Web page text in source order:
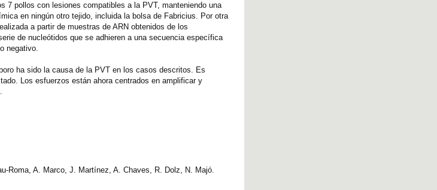
pollos con lesiones compatibles a la PVT, manteniendo una
en ningún otro tejido, incluida la bolsa de Fabricius. Por otra
a partir de muestras de ARN obtenidos de los
de nucleótidos que se adhieren a una secuencia específica
negativo.
ha sido la causa de la PVT en los casos descritos. Es
Los esfuerzos están ahora centrados en amplificar y
Roma, A. Marco, J. Martínez, A. Chaves, R. Dolz, N. Majó.